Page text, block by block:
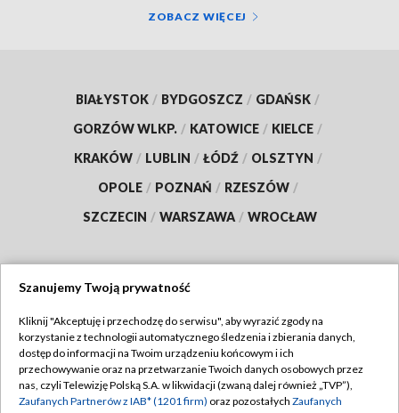
ZOBACZ WIĘCEJ
BIAŁYSTOK / BYDGOSZCZ / GDAŃSK /
GORZÓW WLKP. / KATOWICE / KIELCE /
KRAKÓW / LUBLIN / ŁÓDŹ / OLSZTYN /
OPOLE / POZNAŃ / RZESZÓW /
SZCZECIN / WARSZAWA / WROCŁAW
TVP
Abonament TVP
Emisja w TVP
Regulamin TVP
Polityka prywatności
Szanujemy Twoją prywatność
Kliknij "Akceptuję i przechodzę do serwisu", aby wyrazić zgody na
korzystanie z technologii automatycznego śledzenia i zbierania danych,
dostęp do informacji na Twoim urządzeniu końcowym i ich
przechowywanie oraz na przetwarzanie Twoich danych osobowych przez
nas, czyli Telewizję Polską S.A. w likwidacji (zwaną dalej również „TVP”),
Zaufanych Partnerów z IAB* (1201 firm) oraz pozostałych Zaufanych